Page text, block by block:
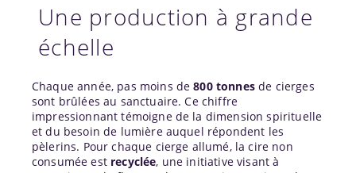
Une production à grande
échelle
Chaque année, pas moins de800 tonnesde cierges
sont brûlées au sanctuaire. Ce chiffre
impressionnant témoigne de la dimension spirituelle
et du besoin de lumière auquel répondent les
pèlerins. Pour chaque cierge allumé, la cire non
consumée est recyclée, une initiative visant à